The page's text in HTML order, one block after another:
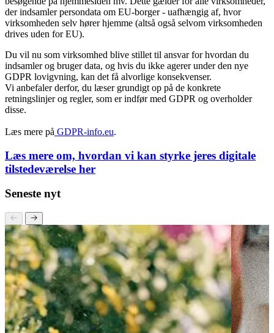
GDPR stiller krav til dig som virksomhed ift., hvordan du indsamler
og bruger personlig data - f.eks. om dine kunder, medarbejder,
besøgende på hjemmesiden mv. Dette gælder for alle virksomheder,
der indsamler persondata om EU-borger - uafhængig af, hvor
virksomheden selv hører hjemme (altså også selvom virksomheden
drives uden for EU).
Du vil nu som virksomhed blive stillet til ansvar for hvordan du
indsamler og bruger data, og hvis du ikke agerer under den nye
GDPR lovigvning, kan det få alvorlige konsekvenser.
Vi anbefaler derfor, du læser grundigt op på de konkrete
retningslinjer og regler, som er indfør med GDPR og overholder
disse.
Læs mere påGDPR-info.eu.
tilstedeværelse her
Seneste nyt